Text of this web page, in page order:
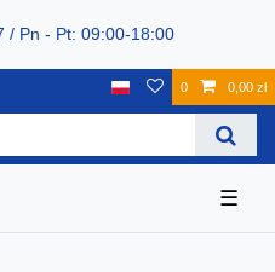
/ Pn - Pt: 09:00-18:00
0 0,00 zł
☰